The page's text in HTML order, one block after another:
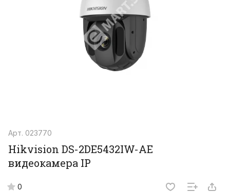
Арт. 023770
Hikvision DS-2DE5432IW-AE
видеокамера IP
0